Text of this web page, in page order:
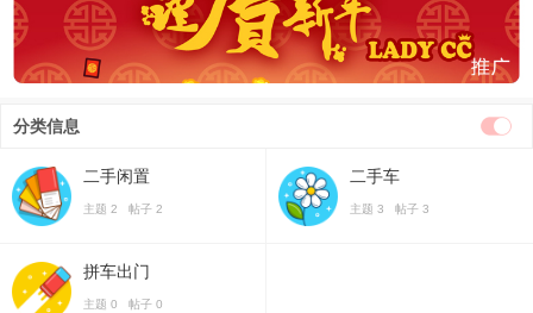
分类信息
二手闲置
主题 2 帖子 2
二手车
主题 3 帖子 3
拼车出门
主题 0 帖子 0